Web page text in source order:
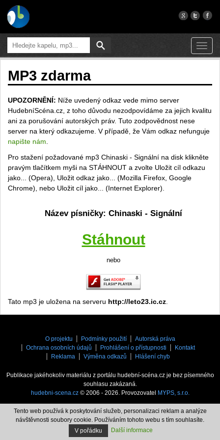
MP3 zdarma
UPOZORNĚNÍ: Níže uvedený odkaz vede mimo server
HudebníScéna.cz, z toho důvodu nezodpovídáme za jejich kvalitu
ani za porušování autorských práv. Tuto zodpovědnost nese
server na který odkazujeme. V případě, že Vám odkaz nefunguje
napište nám
Pro stažení požadované mp3 Chinaski - Signální na disk klikněte
pravým tlačítkem myši na STÁHNOUT a zvolte Uložit cíl odkazu
jako... (Opera), Uložit odkaz jako... (Mozilla Firefox, Google
Chrome), nebo Uložit cíl jako... (Internet Explorer).
Název písničky: Chinaski - Signální
Stáhnout
nebo
Tato mp3 je uložena na serveru http://leto23.ic.cz
O projektu Podmínky použití
Autorská práva
Ochrana osobních údajů
Prohlášení o přístupnosti
Kontakt
Reklama
Výměna odkazů Hlášení chyb
Publikace jakéhokoliv materiálu z portálu hudební-scéna.cz je bez písemného
souhlasu zakázaná.
hudebni-scena.cz© 2006 - 2026. Provozovatel MYPS, s.r.o.
Tento web používá k poskytování služeb, personalizaci reklam a analýze
návštěvnosti soubory cookie. Používáním tohoto webu s tím souhlasíte.
V pořádku
Další informace